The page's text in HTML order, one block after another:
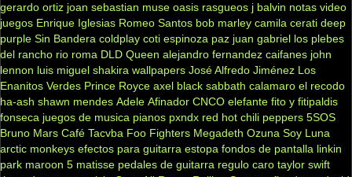
gerardo ortiz joan sebastian muse oasis rasgueos j balvin notas video
juegos Enrique Iglesias Romeo Santos bob marley camila cerati deep
purple Sin Bandera coldplay coti espinoza paz juan gabriel los plebes
del rancho rio roma DLD Queen alejandro fernandez caifanes john
lennon luis miguel shakira wallpapers José Alfredo Jiménez Los
Enanitos Verdes Prince Royce axel black sabbath calamaro el recodo
ha-ash shawn mendes Adele Afinador CNCO elefante fito y fitipaldis
fonseca juegos de musica pianos pxndx red hot chili peppers 5SOS
Bruno Mars Café Tacvba Foo Fighters Megadeth Ozuna Soy Luna
arctic monkeys efectos para guitarra estopa fondos de pantalla linkin
park maroon 5 matisse pedales de guitarra regulo caro taylor swift